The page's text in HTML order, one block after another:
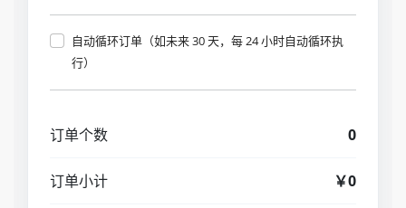
自动循环订单（如未来 30 天，每 24 小时自动循环执
行）
订单个数 0
订单小计 ￥0